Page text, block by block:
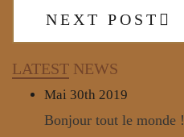
NEXT POST
LATEST NEWS
Mai 30th 2019
Bonjour tout le monde !